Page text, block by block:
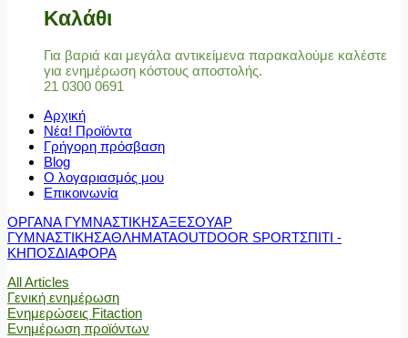
Καλάθι
Για βαριά και μεγάλα αντικείμενα παρακαλούμε καλέστε
για ενημέρωση κόστους αποστολής.
21 0300 0691
Αρχική
Νέα! Προϊόντα
Γρήγορη πρόσβαση
Blog
Ο λογαριασμός μου
Επικοινωνία
ΟΡΓΑΝΑ ΓΥΜΝΑΣΤΙΚΗΣΑΞΕΣΟΥΑΡ
ΓΥΜΝΑΣΤΙΚΗΣΑΘΛΗΜΑΤΑOUTDOOR SPORTΣΠΙΤΙ -
ΚΗΠΟΣΔΙΑΦΟΡΑ
All Articles
Γενική ενημέρωση
Ενημερώσεις Fitaction
Ενημέρωση προϊόντων